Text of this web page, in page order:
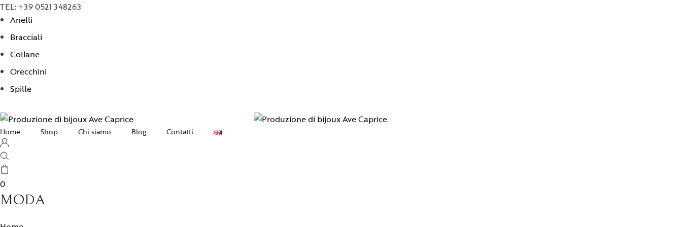
TEL: +39 0521 348263
Anelli
Bracciali
Collane
Orecchini
Spille
Home Shop
Bracciali
Chi siamo Blog Contatti
0
MODA